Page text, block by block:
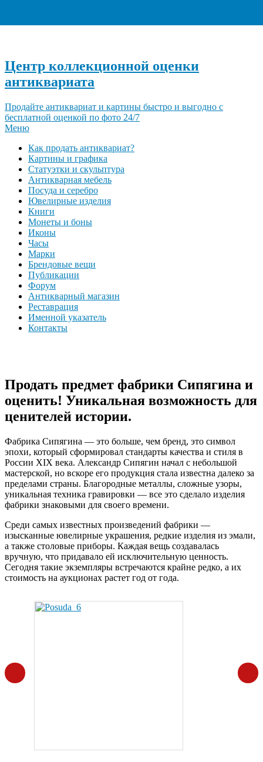
Центр коллекционной оценки
антиквариата
Продайте антиквариат и картины быстро и выгодно с
бесплатной оценкой по фото 24/7
Меню
Как продать антиквариат?
Картины и графика
Статуэтки и скульптура
Антикварная мебель
Посуда и серебро
Ювелирные изделия
Книги
Монеты и боны
Иконы
Часы
Марки
Брендовые вещи
Публикации
Форум
Антикварный магазин
Реставрация
Именной указатель
Контакты
Продать предмет фабрики Сипягина и
оценить! Уникальная возможность для
ценителей истории.
Фабрика Сипягина — это больше, чем бренд, это символ
эпохи, который сформировал стандарты качества и стиля в
России XIX века. Александр Сипягин начал с небольшой
мастерской, но вскоре его продукция стала известна далеко за
пределами страны. Благородные металлы, сложные узоры,
уникальная техника гравировки — все это сделало изделия
фабрики знаковыми для своего времени.
Среди самых известных произведений фабрики —
изысканные ювелирные украшения, редкие изделия из эмали,
а также столовые приборы. Каждая вещь создавалась
вручную, что придавало ей исключительную ценность.
Сегодня такие экземпляры встречаются крайне редко, а их
стоимость на аукционах растет год от года.